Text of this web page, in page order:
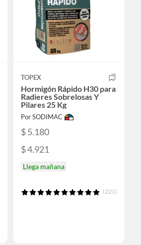
TOPEX
Hormigón Rápido H30 para
Radieres Sobrelosas Y
Pilares 25 Kg
Por SODIMAC
$ 5.180
$ 4.921
Llega mañana
(221)